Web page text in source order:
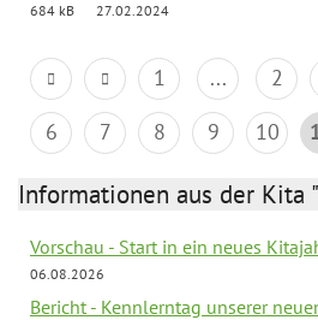
684 kB
27.02.2024
1 ... 2
6
7 8 9 10
Informationen aus der Kita
Vorschau - Start in ein neues
06.08.2026
Bericht - Kennlerntag unserer